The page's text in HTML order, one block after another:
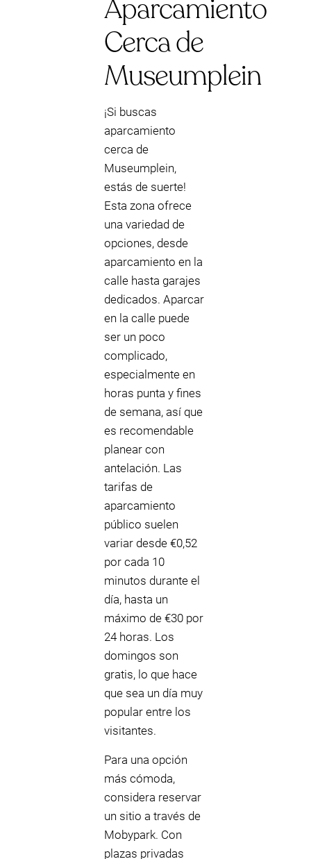
Aparcamiento
Cerca de
Museumplein
¡Si buscas
aparcamiento
cerca de
Museumplein,
estás de suerte!
Esta zona ofrece
una variedad de
opciones, desde
aparcamiento en la
calle hasta garajes
dedicados. Aparcar
en la calle puede
ser un poco
complicado,
especialmente en
horas punta y fines
de semana, así que
es recomendable
planear con
antelación. Las
tarifas de
aparcamiento
público suelen
variar desde €0,52
por cada 10
minutos durante el
día, hasta un
máximo de €30 por
24 horas. Los
domingos son
gratis, lo que hace
que sea un día muy
popular entre los
visitantes.
Para una opción
más cómoda,
considera reservar
un sitio a través de
Mobypark. Con
plazas privadas